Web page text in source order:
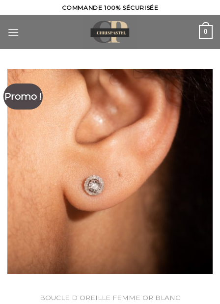
to
content
COMMANDE 100% SÉCURISÉE
0
Promo !
BOUCLE D OREILLE FEMME OR BLANC